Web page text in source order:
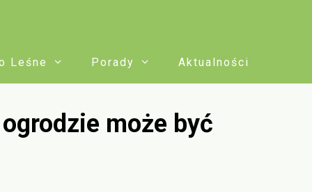
Leśne Porady Aktualności
może być